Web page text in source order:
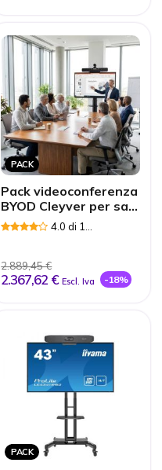
PACK
Pack videoconferenza
BYOD Cleyver per sale
di medie dimensioni
4.0 di 1
2.889,45 €
2.367,62 € Escl. Iva -18%
PACK